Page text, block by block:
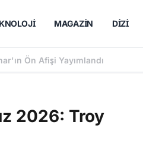
MAGAZIN DIZI
Ön Afişi Yayımlandı
2026: Troy